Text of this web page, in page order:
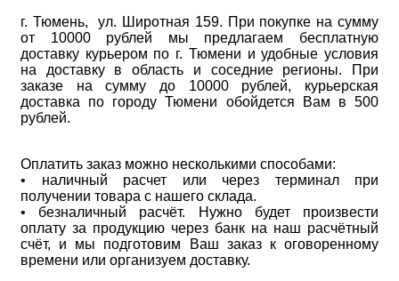
г. Тюмень, ул. Широтная 159. При покупке на сумму
от 10000 рублей мы предлагаем бесплатную
доставку курьером по г. Тюмени и удобные условия
на доставку в область и соседние регионы. При
заказе на сумму до 10000 рублей, курьерская
доставка по городу Тюмени обойдется Вам в 500
рублей.
Оплатить заказ можно несколькими способами:
• наличный расчет или через терминал при
получении товара с нашего склада.
• безналичный расчёт. Нужно будет произвести
оплату за продукцию через банк на наш расчётный
счёт, и мы подготовим Ваш заказ к оговоренному
времени или организуем доставку.